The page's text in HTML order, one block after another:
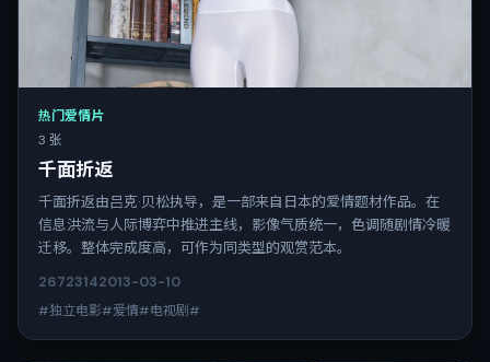
热门爱情片
3 张
千面折返
千面折返由吕克·贝松执导，是一部来自日本的爱情题材作品。在
信息洪流与人际博弈中推进主线，影像气质统一，色调随剧情冷暖
迁移。整体完成度高，可作为同类型的观赏范本。
26723142013-03-10
#独立电影#爱情#电视剧#